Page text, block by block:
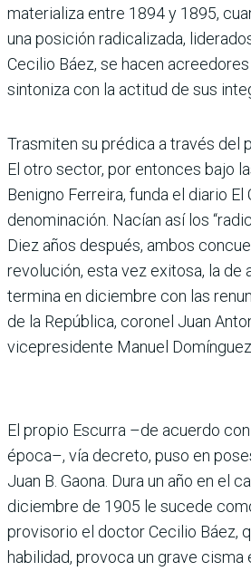
materializa entre 1894 y 1895,
una posición radicalizada,
Cecilio Báez, se hacen
sintoniza con la actitud de sus
Trasmiten su prédica a través del
El otro sector, por entonces bajo
Benigno Ferreira, funda el diario El
denominación. Nacían así los
Diez años después, ambos
revolución, esta vez exitosa, la de
termina en diciembre con las
de la República, coronel Juan
vicepresidente Manuel Domínguez.
El propio Escurra –de acuerdo
época–, vía decreto, puso en
Juan B. Gaona. Dura un año en el
diciembre de 1905 le sucede
provisorio el doctor Cecilio Báez,
habilidad, provoca un grave cisma